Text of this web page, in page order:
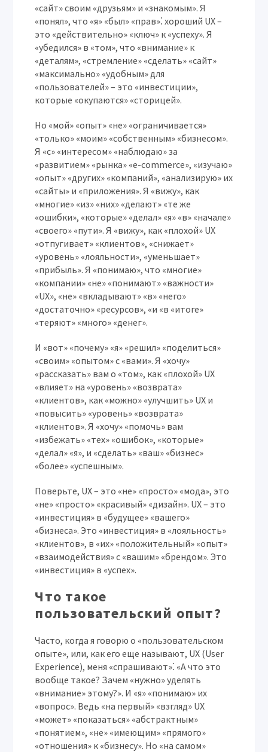
«сайт» своим «друзьям» и «знакомым». Я
«понял», что «я» «был» «прав»⁚ хороший UX –
это «действительно» «ключ» к «успеху». Я
«убедился» в «том», что «внимание» к
«деталям», «стремление» «сделать» «сайт»
«максимально» «удобным» для
«пользователей» – это «инвестиции»,
которые «окупаются» «сторицей».
Но «мой» «опыт» «не» «ограничивается»
«только» «моим» «собственным» «бизнесом».
Я «с» «интересом» «наблюдаю» за
«развитием» «рынка» «e-commerce», «изучаю»
«опыт» «других» «компаний», «анализирую» их
«сайты» и «приложения». Я «вижу», как
«многие» «из» «них» «делают» «те же
«ошибки», «которые» «делал» «я» «в» «начале»
«своего» «пути». Я «вижу», как «плохой» UX
«отпугивает» «клиентов», «снижает»
«уровень» «лояльности», «уменьшает»
«прибыль». Я «понимаю», что «многие»
«компании» «не» «понимают» «важности»
«UX», «не» «вкладывают» «в» «него»
«достаточно» «ресурсов», «и «в «итоге»
«теряют» «много» «денег».
И «вот» «почему» «я» «решил» «поделиться»
«своим» «опытом» с «вами». Я «хочу»
«рассказать» вам о «том», как «плохой» UX
«влияет» на «уровень» «возврата»
«клиентов», как «можно» «улучшить» UX и
«повысить» «уровень» «возврата»
«клиентов». Я «хочу» «помочь» вам
«избежать» «тех» «ошибок», «которые»
«делал» «я», и «сделать» «ваш» «бизнес»
«более» «успешным».
Поверьте, UX – это «не» «просто» «мода», это
«не» «просто» «красивый» «дизайн». UX – это
«инвестиция» в «будущее» «вашего»
«бизнеса». Это «инвестиция» в «лояльность»
«клиентов», в «их» «положительный» «опыт»
«взаимодействия» с «вашим» «брендом». Это
«инвестиция» в «успех».
Что такое
пользовательский опыт?
Часто, когда я говорю о «пользовательском
опыте», или, как его еще называют, UX (User
Experience), меня «спрашивают»⁚ «А что это
вообще такое? Зачем «нужно» уделять
«внимание» этому?». И «я» «понимаю» их
«вопрос». Ведь «на первый» «взгляд» UX
«может» «показаться» «абстрактным»
«понятием», «не» «имеющим» «прямого»
«отношения» к «бизнесу». Но «на самом»